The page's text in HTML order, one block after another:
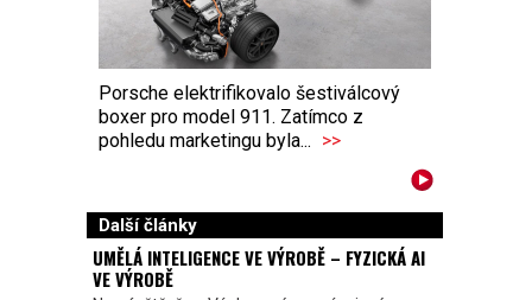
Porsche elektrifikovalo šestiválcový
boxer pro model 911. Zatímco z
pohledu marketingu byla... >>
Další články
UMĚLÁ INTELIGENCE VE VÝROBĚ – FYZICKÁ AI
VE VÝROBĚ